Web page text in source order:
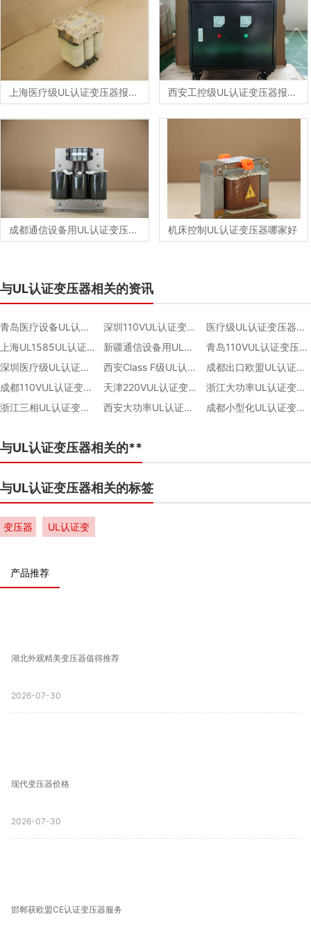
上海医疗级UL认证变压器报价单 西安工控级UL认证变压器报价单
成都通信设备用UL认证变压器定制厂家 机床控制UL认证变压器哪家好
与UL认证变压器相关的资讯
青岛医疗设备UL认证变压器采购 深圳110VUL认证变压器非标定制
医疗级UL认证变压器源头厂家
上海UL1585UL认证变压器厂家直销
新疆通信设备用UL认证变压器采购
青岛110VUL认证变压器非标定制
深圳医疗级UL认证变压器价格
西安Class F级UL认证变压器代加工
成都出口欧盟UL认证变压器ODM
成都110VUL认证变压器厂家直销
天津220VUL认证变压器
浙江大功率UL认证变压器价格
浙江三相UL认证变压器
西安大功率UL认证变压器定制厂家 成都小型化UL认证变压器源头厂家
与UL认证变压器相关的**
与UL认证变压器相关的标签
变压器
UL认证变
产品推荐
湖北外观精美变压器值得推荐
2026-07-30
现代变压器价格
2026-07-30
邯郸获欧盟CE认证变压器服务